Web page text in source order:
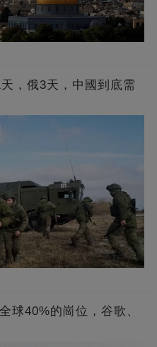
，俄3天，中國到底需
球40%的崗位，谷歌、